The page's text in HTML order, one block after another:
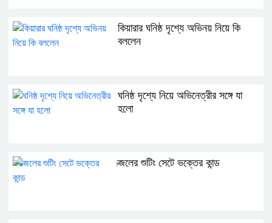
কিয়ারার ঘনিষ্ঠ দৃশ্যে অভিনয় নিয়ে কি
বললেন
ঘনিষ্ঠ দৃশ্যে নিয়ে অভিনেত্রীর সঙ্গে যা
হলো
ক্জলের শুটিং সেটে ভক্তের কান্ড